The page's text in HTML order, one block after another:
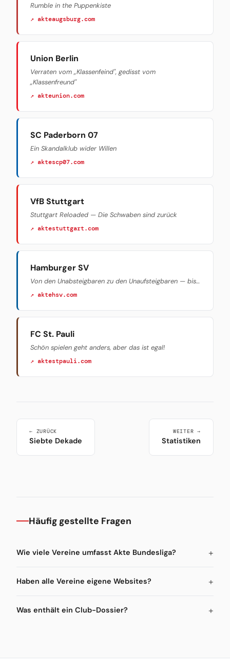
Rumble in the Puppenkiste
↗ akteaugsburg.com
Union Berlin
Verraten vom „Klassenfeind", gedisst vom
„Klassenfreund"
↗ akteunion.com
SC Paderborn 07
Ein Skandalklub wider Willen
↗ aktescp07.com
VfB Stuttgart
Stuttgart Reloaded — Die Schwaben sind zurück
↗ aktestuttgart.com
Hamburger SV
Von den Unabsteigbaren zu den Unaufsteigbaren — bis…
↗ aktehsv.com
FC St. Pauli
Schön spielen geht anders, aber das ist egal!
↗ aktestpauli.com
← ZURÜCK
Siebte Dekade
WEITER →
Statistiken
Häufig gestellte Fragen
Wie viele Vereine umfasst Akte Bundesliga?
Haben alle Vereine eigene Websites?
Was enthält ein Club-Dossier?